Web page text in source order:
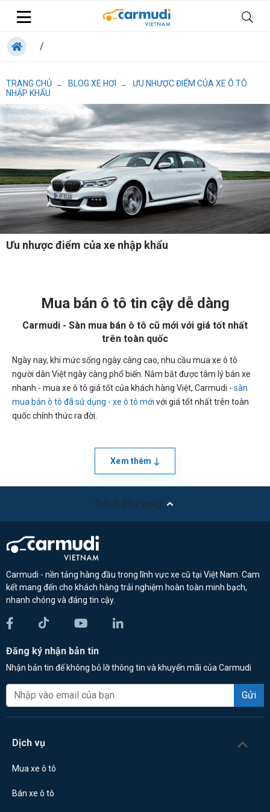
/
TRANG CHỦ → BLOG XE HƠI → ƯU NHƯỢC ĐIỂM CỦA XE Ô TÔ
NHẬP KHẨU
Ưu nhược điểm của xe nhập khẩu
Mua bán ô tô tin cậy dễ dàng
Carmudi - Sàn mua bán ô tô cũ mới với giá tốt nhất
trên toàn quốc
Ngày nay, khi mức sống ngày càng cao, nhu cầu mua xe ô tô
người dân Việt ngày càng phổ biến. Nắm bắt được tâm lý bán xe
nhanh - mua xe ô tô giá tốt của khách hàng Việt, Carmudi - sàn
mua bán ô tô đã sử dụng - xe ô tô mới với giá tốt nhất trên toàn
quốc chính thức ra đời.
Xem thêm
Trở về đầu trang
Carmudi - nền tảng hàng đầu trong lĩnh vực xe cũ tại Việt Nam. Cam
kết mang đến cho khách hàng trải nghiệm hoàn toàn minh bạch,
nhanh chóng và đáng tin cậy.
Đăng ký nhận bản tin
Nhận bản tin để không bỏ lỡ thông tin và khuyến mãi của Carmudi
Gửi
Dịch vụ
Mua xe ô tô
Bán xe ô tô